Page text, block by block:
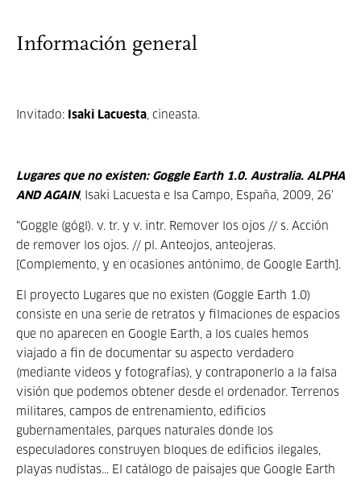
Información general
Invitado: Isaki Lacuesta, cineasta.
Lugares que no existen: Goggle Earth 1.0. Australia. ALPHA
AND AGAIN, Isaki Lacuesta e Isa Campo, España, 2009, 26’
“Goggle (gógl). v. tr. y v. intr. Remover los ojos // s. Acción
de remover los ojos. // pl. Anteojos, anteojeras.
[Complemento, y en ocasiones antónimo, de Google Earth].
El proyecto Lugares que no existen (Goggle Earth 1.0)
consiste en una serie de retratos y filmaciones de espacios
que no aparecen en Google Earth, a los cuales hemos
viajado a fin de documentar su aspecto verdadero
(mediante videos y fotografías), y contraponerlo a la falsa
visión que podemos obtener desde el ordenador. Terrenos
militares, campos de entrenamiento, edificios
gubernamentales, parques naturales donde los
especuladores construyen bloques de edificios ilegales,
playas nudistas... El catálogo de paisajes que Google Earth